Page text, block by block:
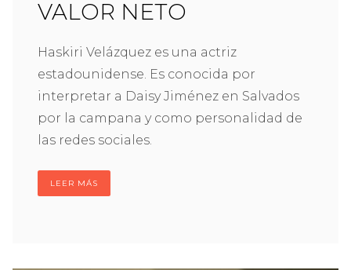
VALOR NETO
Haskiri Velázquez es una actriz
estadounidense. Es conocida por
interpretar a Daisy Jiménez en Salvados
por la campana y como personalidad de
las redes sociales.
LEER MÁS